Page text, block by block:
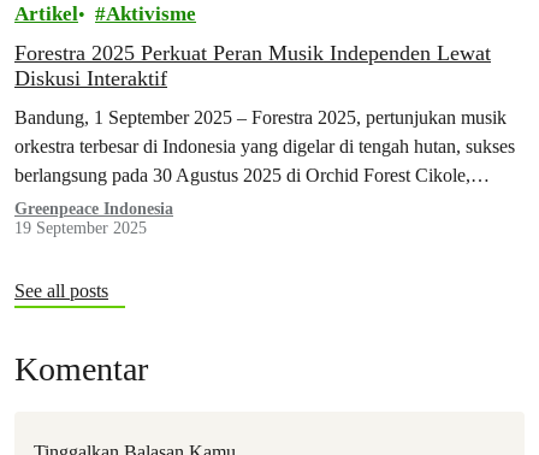
Artikel Aktivisme
Forestra 2025 Perkuat Peran Musik Independen Lewat
Diskusi Interaktif
Bandung, 1 September 2025 – Forestra 2025, pertunjukan musik
orkestra terbesar di Indonesia yang digelar di tengah hutan, sukses
berlangsung pada 30 Agustus 2025 di Orchid Forest Cikole,
Lembang–Bandung, dengan kehadiran lebih dari 6.000 penonton.
Greenpeace Indonesia
19 September 2025
See all posts
Komentar